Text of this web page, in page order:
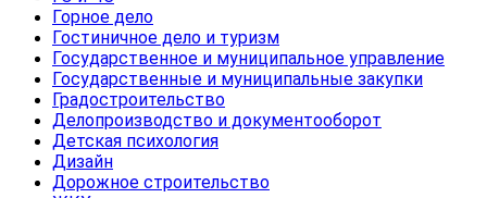
Горное дело
Гостиничное дело и туризм
Государственное и муниципальное управление
Государственные и муниципальные закупки
Градостроительство
Делопроизводство и документооборот
Детская психология
Дизайн
Дорожное строительство